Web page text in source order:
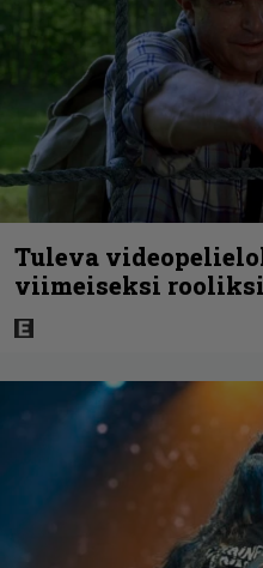
Tuleva
viimeiseksi rooliksi